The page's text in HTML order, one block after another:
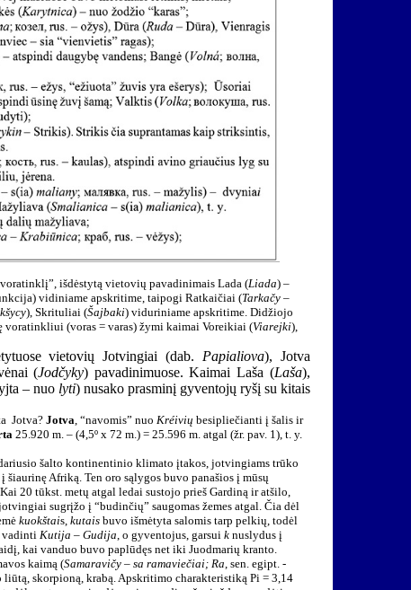
išdėstytą vietovių pavadinimais Lada (Liada) –
vidiniame apskritime, taipogi Ratkaičiai (Tarkačy –
), Skrituliai (Šajbaki) viduriniame apskritime. Didžiojo
voratinkliui (voras = varas) žymi kaimai Voreikiai (Viarejki),
vietovių Jotvingiai (dab. Papialiova), Jotva
(Jodčyky) pavadinimuose. Kaimai Laša (Laša),
– nuo lyti) nusako prasminį gyventojų ryšį su kitais
Jotva? Jotva, “navomis” nuo Kréivių besipliečianti į šalis ir
25.920 m. – (4,5º x 72 m.) = 25.596 m. atgal (žr. pav. 1), t. y.
šalto kontinentinio klimato įtakos, jotvingiams trūko
Afriką. Ten oro sąlygos buvo panašios į mūsų
20 tūkst. metų atgal ledai sustojo prieš Gardiną ir atšilo,
sugrįžo į “budinčių” saugomas žemes atgal. Čia dėl
kuokštais, kutaisbuvo išmėtyta salomis tarp pelkių, todėl
vadinti Kutija – Gudija, o gyventojus, garsui k nuslydus į
kai vanduo buvo paplūdęs net iki Juodmarių kranto.
kaimą (Samaravičy – sa ramaviečiai; Ra, sen. egipt. -
skorpioną, krabą. Apskritimo charakteristiką Pi = 3,14